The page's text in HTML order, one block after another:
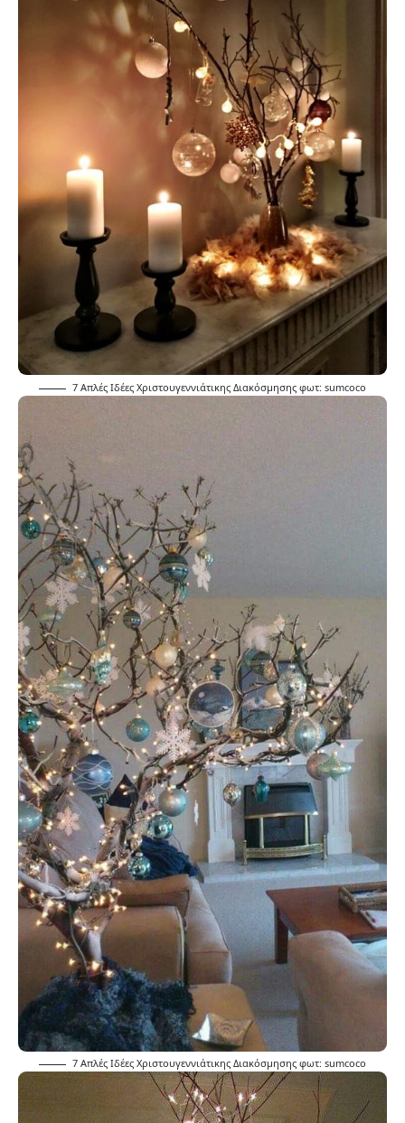
7 Απλές Ιδέες Χριστουγεννιάτικης Διακόσμησης φωτ: sumcoco
7 Απλές Ιδέες Χριστουγεννιάτικης Διακόσμησης φωτ: sumcoco